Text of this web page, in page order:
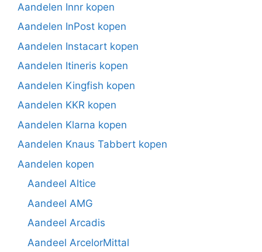
Aandelen Innr kopen
Aandelen InPost kopen
Aandelen Instacart kopen
Aandelen Itineris kopen
Aandelen Kingfish kopen
Aandelen KKR kopen
Aandelen Klarna kopen
Aandelen Knaus Tabbert kopen
Aandelen kopen
Aandeel Altice
Aandeel AMG
Aandeel Arcadis
Aandeel ArcelorMittal